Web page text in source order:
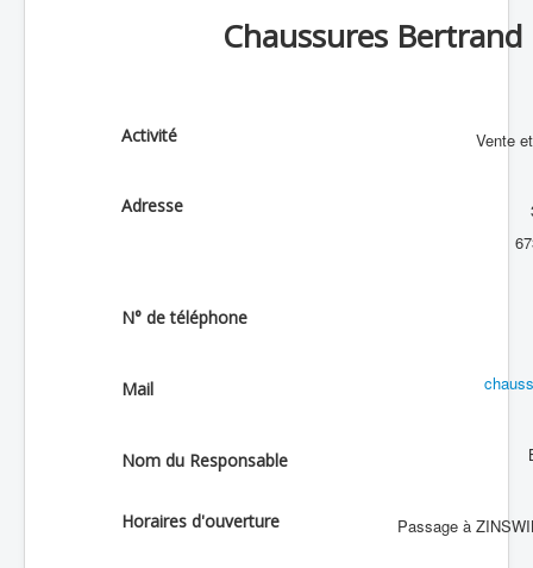
Chaussures Bertrand
Activité Vente
Adresse
N° de téléphone
Mail
Nom du Responsable
Horaires d'ouverture Passage à